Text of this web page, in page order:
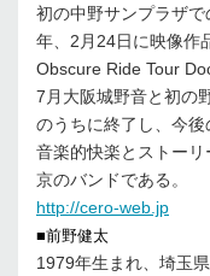
初の中野サンプラザ
年、2月24日に映像作
Obscure Ride Tour
7月大阪城野音と初の
のうちに終了し、今
音楽的快楽とストー
京のバンドである。
http://cero-web.jp
■前野健太
1979年生まれ、埼玉